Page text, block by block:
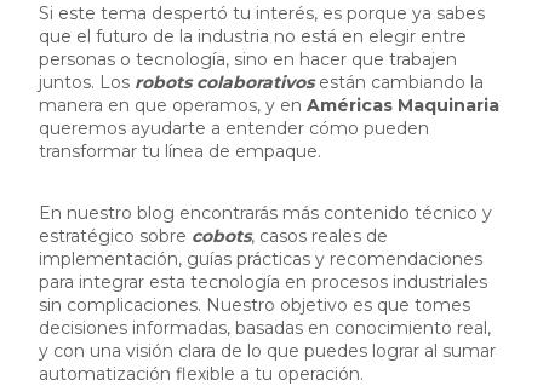
Si este tema despertó tu interés, es porque ya sabes
que el futuro de la industria no está en elegir entre
personas o tecnología, sino en hacer que trabajen
juntos. Los robots colaborativosestán cambiando la
manera en que operamos, y en Américas Maquinaria
queremos ayudarte a entender cómo pueden
transformar tu línea de empaque.
En nuestro blog encontrarás más contenido técnico y
estratégico sobre cobots, casos reales de
implementación, guías prácticas y recomendaciones
para integrar esta tecnología en procesos industriales
sin complicaciones. Nuestro objetivo es que tomes
decisiones informadas, basadas en conocimiento real,
y con una visión clara de lo que puedes lograr al sumar
automatización flexible a tu operación.